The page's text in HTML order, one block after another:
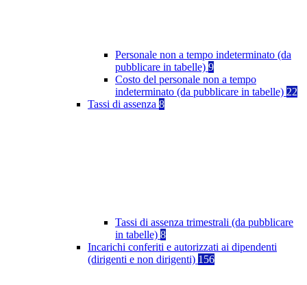
Personale non a tempo indeterminato (da
pubblicare in tabelle) 9
Costo del personale non a tempo
indeterminato (da pubblicare in tabelle) 22
Tassi di assenza 8
Tassi di assenza trimestrali (da pubblicare
in tabelle) 8
Incarichi conferiti e autorizzati ai dipendenti
(dirigenti e non dirigenti) 156